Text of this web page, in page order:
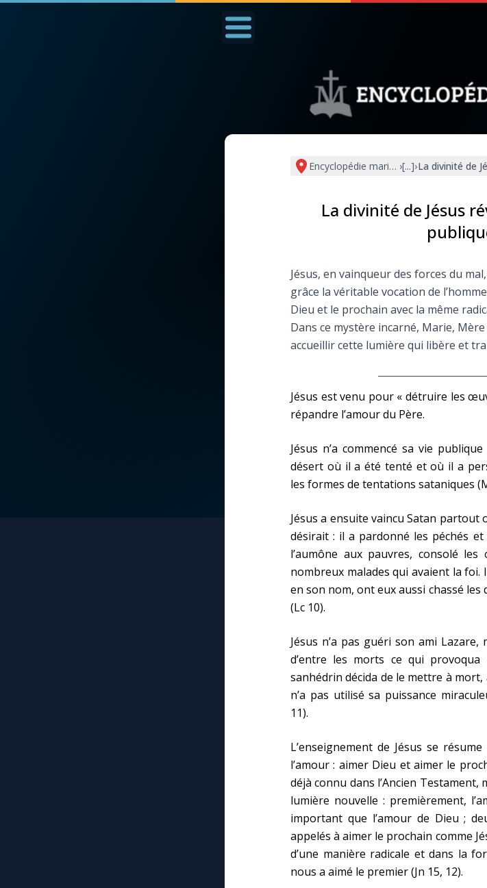
Nous soutenir À propos
Prier au quotidien
Les premiers samedis
Marie qui défait les
Mes intentions de
◼︎À la une
Chapelet pour le
Contact
Faire un don
Marie de Nazareth
Encyclopédie mariale›[...]›La divinité de
La divinité de Jésus
Jésus, en vainqueur des forces du
grâce la véritable vocation de
Dieu et le prochain avec la même
Dans ce mystère incarné, Marie,
accueillir cette lumière qui libère et
Jésus est venu pour « détruire les
répandre l’amour du Père.
Jésus n’a commencé sa vie
désert où il a été tenté et où il a
les formes de tentations sataniques
Jésus a ensuite vaincu Satan partout
désirait : il a pardonné les péchés
l’aumône aux pauvres, consolé
nombreux malades qui avaient la foi.
en son nom, ont eux aussi chassé les
(Lc 10).
Jésus n’a pas guéri son ami Lazare,
d’entre les morts ce qui
sanhédrin décida de le mettre à mort,
n’a pas utilisé sa puissance
11).
L’enseignement de Jésus se
l’amour : aimer Dieu et aimer le
déjà connu dans l’Ancien Testament,
lumière nouvelle : premièrement,
important que l’amour de Dieu ;
appelés à aimer le prochain comme
d’une manière radicale et dans la
nous a aimé le premier (Jn 15, 12).